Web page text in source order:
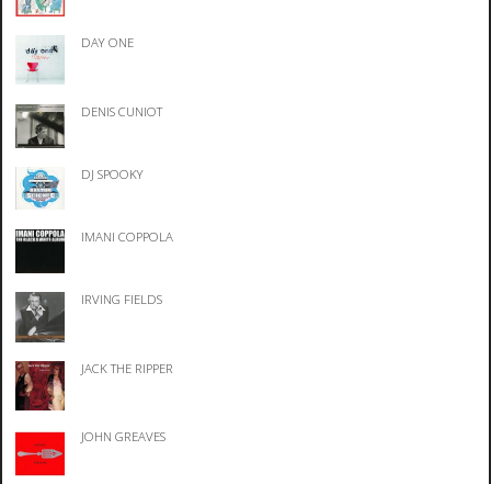
DAY ONE
DENIS CUNIOT
DJ SPOOKY
IMANI COPPOLA
IRVING FIELDS
JACK THE RIPPER
JOHN GREAVES